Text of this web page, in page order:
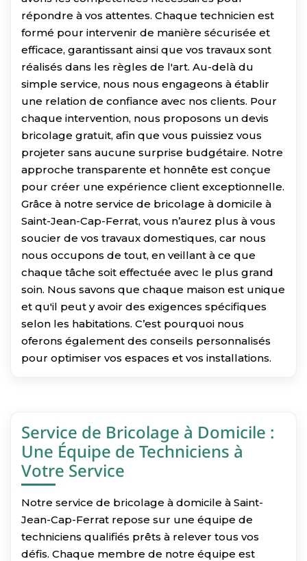
répondre à vos attentes. Chaque technicien est
formé pour intervenir de manière sécurisée et
efficace, garantissant ainsi que vos travaux sont
réalisés dans les règles de l'art. Au-delà du
simple service, nous nous engageons à établir
une relation de confiance avec nos clients. Pour
chaque intervention, nous proposons un devis
bricolage gratuit, afin que vous puissiez vous
projeter sans aucune surprise budgétaire. Notre
approche transparente et honnête est conçue
pour créer une expérience client exceptionnelle.
Grâce à notre service de bricolage à domicile à
Saint-Jean-Cap-Ferrat, vous n’aurez plus à vous
soucier de vos travaux domestiques, car nous
nous occupons de tout, en veillant à ce que
chaque tâche soit effectuée avec le plus grand
soin. Nous savons que chaque maison est unique
et qu'il peut y avoir des exigences spécifiques
selon les habitations. C’est pourquoi nous
oferons également des conseils personnalisés
pour optimiser vos espaces et vos installations.
Service de Bricolage à Domicile :
Une Équipe de Techniciens à
Votre Service
Notre service de bricolage à domicile à Saint-
Jean-Cap-Ferrat repose sur une équipe de
techniciens qualifiés prêts à relever tous vos
défis. Chaque membre de notre équipe est